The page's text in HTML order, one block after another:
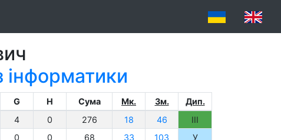
інформатики
G H Сума Мк. Зм.
Дип.
4 0 276 18 46
III
0 0 68 33 103 У